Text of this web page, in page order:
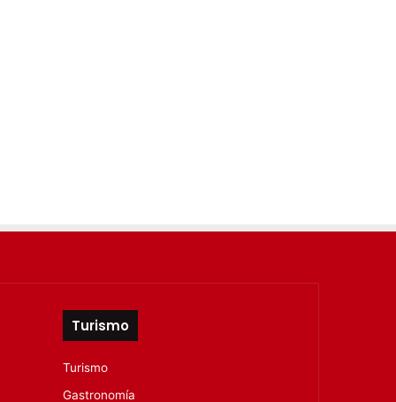
Turismo
Turismo
Gastronomía